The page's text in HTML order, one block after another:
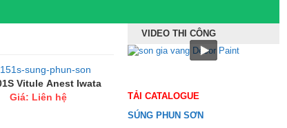
Vitule Anest Iwata
Giá: Liên hệ
VIDEO THI CÔNG
TẢI CATALOGUE
SÚNG PHUN SƠN